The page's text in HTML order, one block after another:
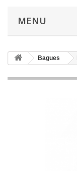
MENU
Bagues